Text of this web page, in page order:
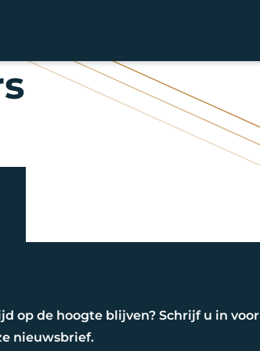
op de hoogte blijven? Schrijf u in voor
nieuwsbrief.